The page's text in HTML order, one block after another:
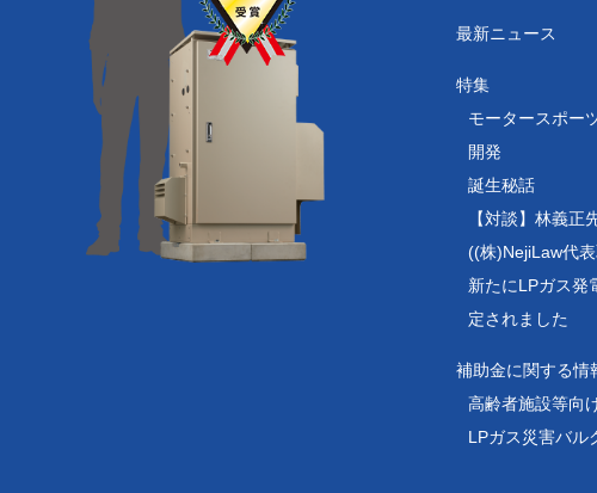
最新ニュース
特集
モータースポー
開発
誕生秘話
【対談】林義正
((株)NejiLaw代
新たにLPガス発
定されました
補助金に関する情
高齢者施設等向
LPガス災害バル